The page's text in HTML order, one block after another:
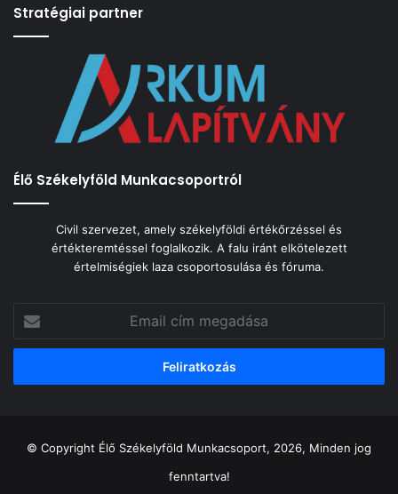
Stratégiai partner
Élő Székelyföld Munkacsoportról
Civil szervezet, amely székelyföldi értékőrzéssel és
értékteremtéssel foglalkozik. A falu iránt elkötelezett
értelmiségiek laza csoportosulása és fóruma.
cím
megadása
© Copyright Élő Székelyföld Munkacsoport, 2026, Minden jog
fenntartva!